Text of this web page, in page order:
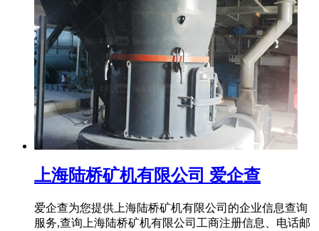
上海陆桥矿机有限公司 爱企查
爱企查为您提供上海陆桥矿机有限公司的企业信息查询
服务,查询上海陆桥矿机有限公司工商注册信息、电话邮